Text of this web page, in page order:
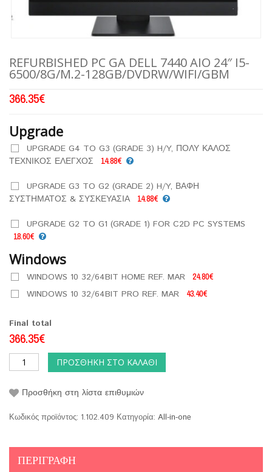
REFURBISHED PC GA DELL 7440 AIO 24″ I5-
6500/8G/M.2-128GB/DVDRW/WIFI/GBM
366.35€
Upgrade
UPGRADE G4 TO G3 (GRADE 3) H/Y, ΠΟΛΥ ΚΑΛΟΣ
ΤΕΧΝΙΚΟΣ ΕΛΕΓΧΟΣ
14.88€
UPGRADE G3 TO G2 (GRADE 2) H/Y, ΒΑΦΗ
ΣΥΣΤΗΜΑΤΟΣ & ΣΥΣΚΕΥΑΣΙΑ
14.88€
UPGRADE G2 TO G1 (GRADE 1) FOR C2D PC SYSTEMS
18.60€
Windows
WINDOWS 10 32/64BIT HOME REF. MAR 24.80€
WINDOWS 10 32/64BIT PRO REF. MAR 43.40€
Final total
366.35€
ΠΡΟΣΘΉΚΗ ΣΤΟ ΚΑΛΆΘΙ
Προσθήκη στη λίστα επιθυμιών
Κωδικός προϊόντος: 1.102.409 Κατηγορία: All-in-one
ΠΕΡΙΓΡΑΦΉ